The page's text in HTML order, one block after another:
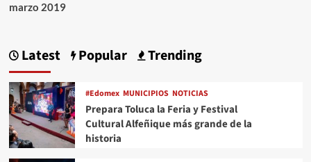
marzo 2019
Latest Popular Trending
#Edomex MUNICIPIOS NOTICIAS
Prepara Toluca la Feria y Festival
Cultural Alfeñique más grande de la
historia